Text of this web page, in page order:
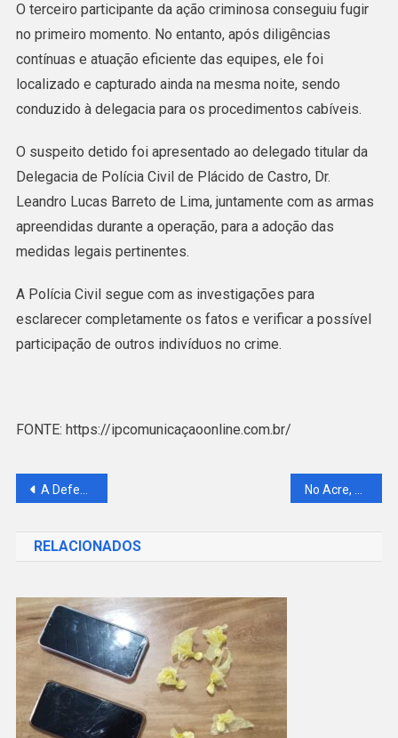
O terceiro participante da ação criminosa conseguiu fugir
no primeiro momento. No entanto, após diligências
contínuas e atuação eficiente das equipes, ele foi
localizado e capturado ainda na mesma noite, sendo
conduzido à delegacia para os procedimentos cabíveis.
O suspeito detido foi apresentado ao delegado titular da
Delegacia de Polícia Civil de Plácido de Castro, Dr.
Leandro Lucas Barreto de Lima, juntamente com as armas
apreendidas durante a operação, para a adoção das
medidas legais pertinentes.
A Polícia Civil segue com as investigações para
esclarecer completamente os fatos e verificar a possível
participação de outros indivíduos no crime.
FONTE: https://ipcomunicaçaoonline.com.br/
Navegação
Post
A Defensoria Pública do Estado do Acre (DPE-AC) encerra nesta segunda-feira (30) o prazo de inscrições para o processo seletivo de estágio em Direito voltado para o interior do estado. No Acre, professor do Colégio Adventista condenado por estupro é denunciado novamente por abordar estudantes de forma inadequada
RELACIONADOS